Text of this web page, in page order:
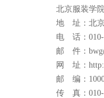
北京服装学
地 址：北京
电 话：010-
邮 件：
网 址：
邮 编：
传 真：010-